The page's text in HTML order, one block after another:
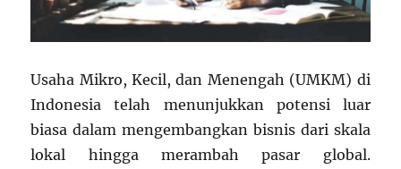
Usaha Mikro, Kecil, dan Menengah (UMKM) di
Indonesia telah menunjukkan potensi luar
biasa dalam mengembangkan bisnis dari skala
lokal hingga merambah pasar global.